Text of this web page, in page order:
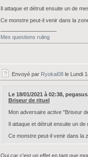
Il attaque et détruit ensuite un de
Ce monstre peut-il venir dans la
Mes questions ruling
Envoyé par Ryokai08 le Lundi
Le 18/01/2021 à 02:38,
Briseur de rituel
Mon adversaire active "Briseur
Il attaque et détruit ensuite un
Ce monstre peut-il venir dans la
Oui car c'est un effet en tant que